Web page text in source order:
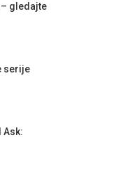
gledajte
serije
Ask: